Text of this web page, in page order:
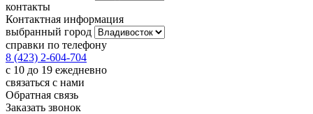
контакты
Контактная информация
выбранный город
справки по телефону
8 (423) 2-604-704
с 10 до 19 ежедневно
связаться с нами
Обратная связь
Заказать звонок